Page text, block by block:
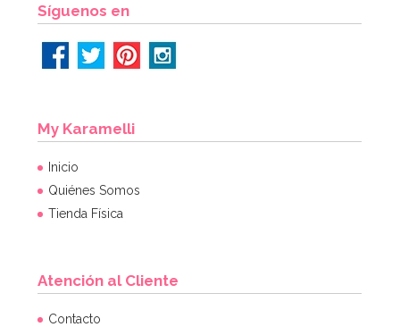
Síguenos en
My Karamelli
Inicio
Quiénes Somos
Tienda Física
Atención al Cliente
Contacto